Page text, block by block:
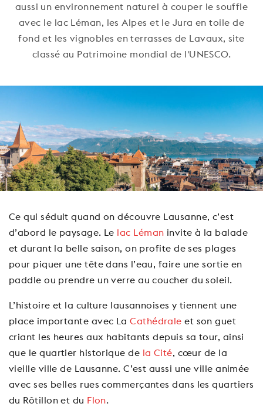
aussi un environnement naturel à couper le souffle
avec le lac Léman, les Alpes et le Jura en toile de
fond et les vignobles en terrasses de Lavaux, site
classé au Patrimoine mondial de l'UNESCO.
Ce qui séduit quand on découvre Lausanne, c’est
d’abord le paysage. Le lac Léman invite à la balade
et durant la belle saison, on profite de ses plages
pour piquer une tête dans l’eau, faire une sortie en
paddle ou prendre un verre au coucher du soleil.
L’histoire et la culture lausannoises y tiennent une
place importante avec LaCathédrale et son guet
criant les heures aux habitants depuis sa tour, ainsi
que le quartier historique de la Cité, cœur de la
vieille ville de Lausanne. C’est aussi une ville animée
avec ses belles rues commerçantes dans les quartiers
du Rôtillon et du Flon.